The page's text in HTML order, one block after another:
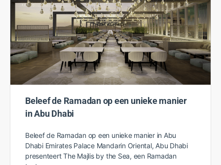
Beleef de Ramadan op een unieke manier
in Abu Dhabi
Beleef de Ramadan op een unieke manier in Abu
Dhabi Emirates Palace Mandarin Oriental, Abu Dhabi
presenteert The Majlis by the Sea, een Ramadan